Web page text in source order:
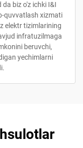
biz o'z ichki I&I
quvvatlash xizmati
elektr tizimlarining
infratuzilmaga
beruvchi,
yechimlarni